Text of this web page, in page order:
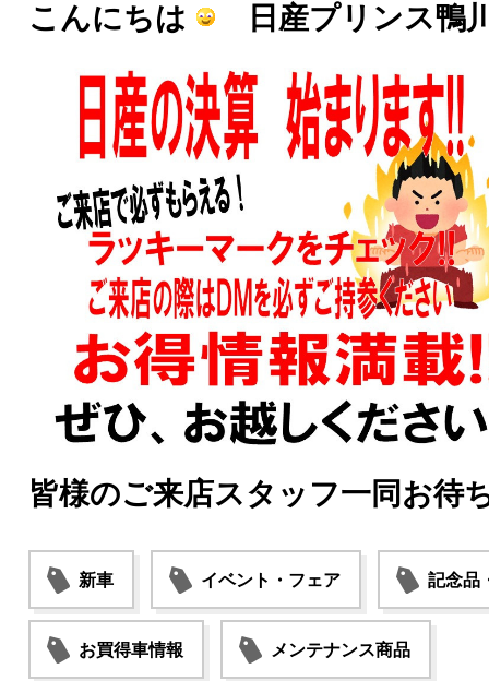
こんにちは 日産プリンス鴨
皆様のご来店スタッフ一同お待
新車 イベント・フェア 記念品
お買得車情報 メンテナンス商品